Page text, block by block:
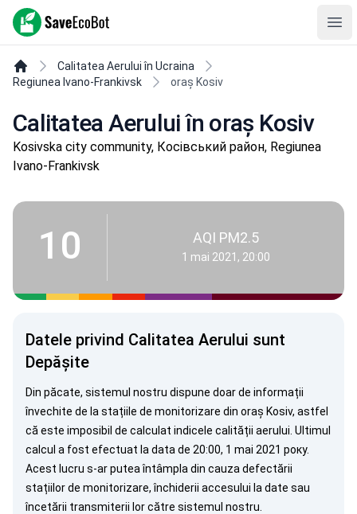
SaveEcoBot
Calitatea Aerului în Ucraina
Regiunea Ivano-Frankivsk
oraș Kosiv
Calitatea Aerului în oraș Kosiv
Kosivska city community, Косівський район, Regiunea
Ivano-Frankivsk
10 AQI PM2.5
1 mai 2021, 20:00
Datele privind Calitatea Aerului sunt
Depășite
Din păcate, sistemul nostru dispune doar de informații
învechite de la stațiile de monitorizare din oraș Kosiv, astfel
că este imposibil de calculat indicele calității aerului. Ultimul
calcul a fost efectuat la data de 20:00, 1 mai 2021 року.
Acest lucru s-ar putea întâmpla din cauza defectării
stațiilor de monitorizare, închiderii accesului la date sau
încetării transmiterii lor către sistemul nostru.